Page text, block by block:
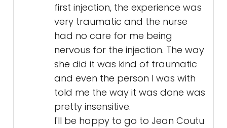
first injection, the experience was
very traumatic and the nurse
had no care for me being
nervous for the injection. The way
she did it was kind of traumatic
and even the person I was with
told me the way it was done was
pretty insensitive.
I'll be happy to go to Jean Coutu